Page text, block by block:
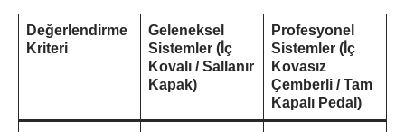
Değerlendirme
Kriteri
Geleneksel
Sistemler (İç
Kovalı / Sallanır
Kapak)
Profesyonel
Sistemler (İç
Kovasız
Çemberli / Tam
Kapalı Pedal)